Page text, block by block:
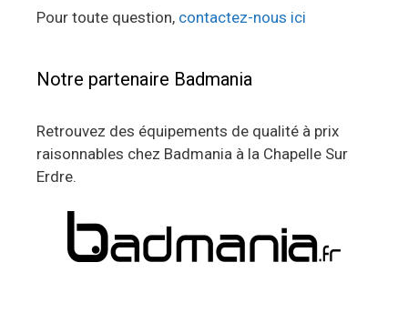
Pour toute question, contactez-nous ici
Notre partenaire Badmania
Retrouvez des équipements de qualité à prix
raisonnables chez Badmania à la Chapelle Sur
Erdre.